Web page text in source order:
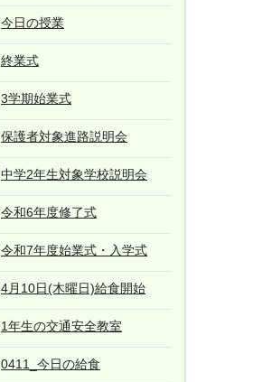
今日の授業
終業式
3学期始業式
保護者対象進路説明会
中学2年生対象学校説明会
令和6年度修了式
令和7年度始業式・入学式
4月10日(木曜日)給食開始
1年生の交通安全教室
0411_今日の給食